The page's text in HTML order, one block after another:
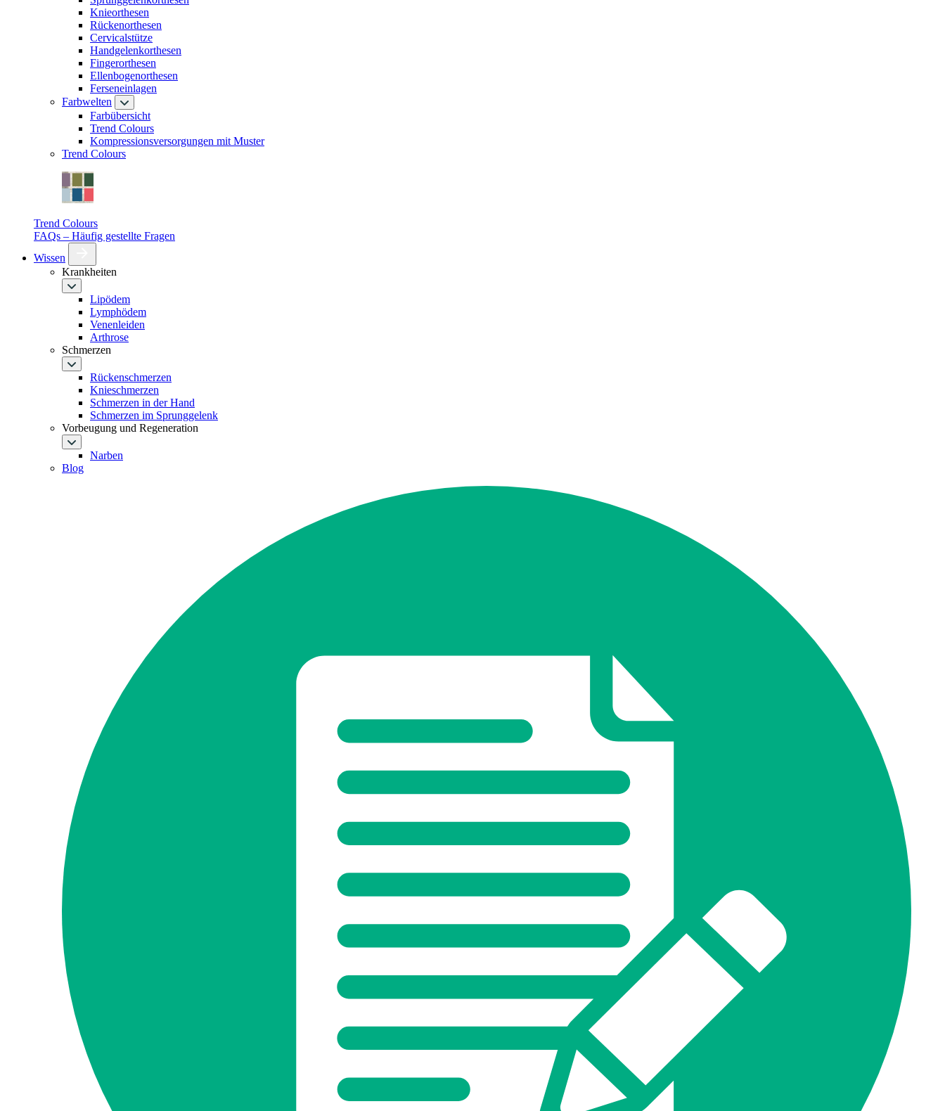
Knieorthesen
Rückenorthesen
Cervicalstütze
Handgelenkorthesen
Fingerorthesen
Ellenbogenorthesen
Ferseneinlagen
Farbwelten
Farbübersicht
Trend Colours
Kompressionsversorgungen mit Muster
Trend Colours
Trend Colours
FAQs – Häufig gestellte Fragen
Wissen
Krankheiten
Lipödem
Lymphödem
Venenleiden
Arthrose
Schmerzen
Rückenschmerzen
Knieschmerzen
Schmerzen in der Hand
Schmerzen im Sprunggelenk
Vorbeugung und Regeneration
Narben
Blog